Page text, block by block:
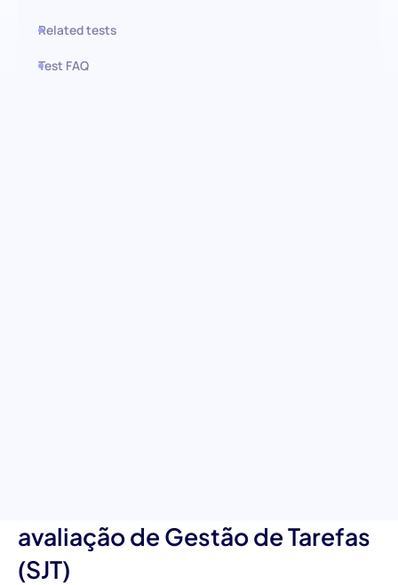
Related tests
Test FAQ
avaliação de Gestão de Tarefas
(SJT)